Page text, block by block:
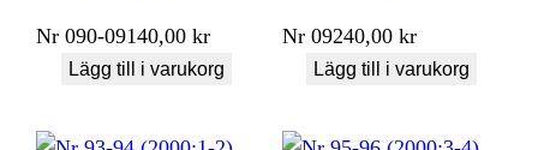
Nr 090-09140,00kr
Lägg till i varukorg
Nr 09240,00kr
Lägg till i varukorg